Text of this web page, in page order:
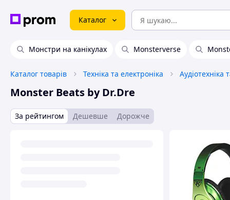
Каталог
Монстри на канікулах Monsterverse
Каталог товарів Техніка та електроніка Аудіотехніка
Monster Beats by Dr.Dre
За рейтингом Дешевше Дорожче